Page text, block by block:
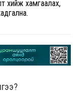
хийж хамгаалах,